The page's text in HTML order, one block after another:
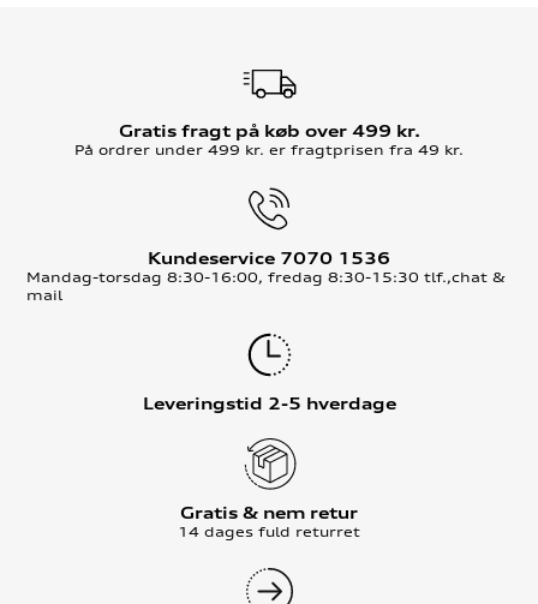
Gratis fragt på køb over 499 kr.
På ordrer under 499 kr. er fragtprisen fra 49 kr.
Kundeservice 7070 1536
Mandag-torsdag 8:30-16:00, fredag 8:30-15:30 tlf.,chat &
mail
Leveringstid 2-5 hverdage
Gratis & nem retur
14 dages fuld returret